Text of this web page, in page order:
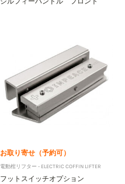
お取り寄せ（予約可）
電動棺リフター - ELECTRIC COFFIN LIFTER
フットスイッチオプション